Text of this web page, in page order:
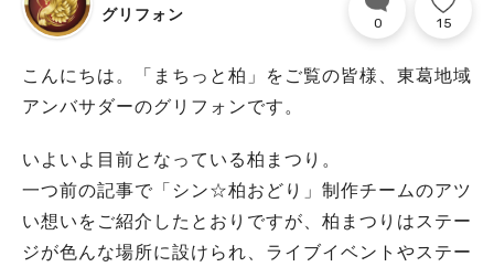
グリフォン 0 15
こんにちは。「まちっと柏」をご覧の皆様、東葛地域
アンバサダーのグリフォンです。
いよいよ目前となっている柏まつり。
一つ前の記事で「シン☆柏おどり」制作チームのアツ
い想いをご紹介したとおりですが、柏まつりはステー
ジが色んな場所に設けられ、ライブイベントやステー